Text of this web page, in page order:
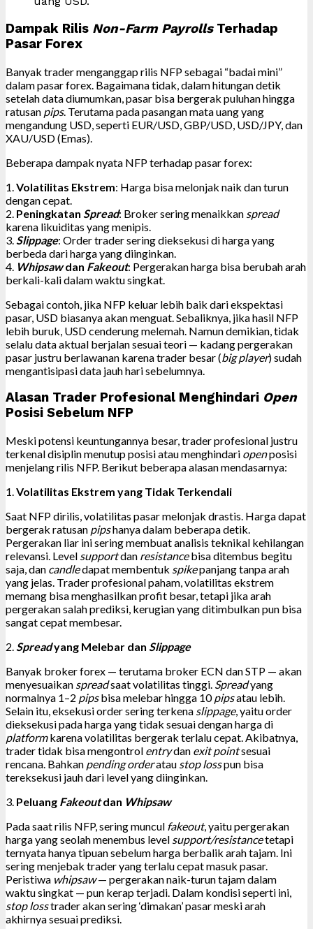
Dampak Rilis Non-Farm PayrollsTerhadap
Pasar Forex
Banyak trader menganggap rilis NFP sebagai “badai mini”
dalam pasar forex. Bagaimana tidak, dalam hitungan detik
setelah data diumumkan, pasar bisa bergerak puluhan hingga
ratusan pips. Terutama pada pasangan mata uang yang
mengandung USD, seperti EUR/USD, GBP/USD, USD/JPY, dan
XAU/USD (Emas).
Beberapa dampak nyata NFP terhadap pasar forex:
1. Volatilitas Ekstrem: Harga bisa melonjak naik dan turun
dengan cepat.
2. Peningkatan Spread: Broker sering menaikkan spread
karena likuiditas yang menipis.
3. Slippage: Order trader sering dieksekusi di harga yang
berbeda dari harga yang diinginkan.
4. Whipsawdan Fakeout: Pergerakan harga bisa berubah arah
berkali-kali dalam waktu singkat.
Sebagai contoh, jika NFP keluar lebih baik dari ekspektasi
pasar, USD biasanya akan menguat. Sebaliknya, jika hasil NFP
lebih buruk, USD cenderung melemah. Namun demikian, tidak
selalu data aktual berjalan sesuai teori — kadang pergerakan
pasar justru berlawanan karena trader besar (big player) sudah
mengantisipasi data jauh hari sebelumnya.
Alasan Trader Profesional Menghindari Open
Posisi Sebelum NFP
Meski potensi keuntungannya besar, trader profesional justru
terkenal disiplin menutup posisi atau menghindari openposisi
menjelang rilis NFP. Berikut beberapa alasan mendasarnya:
1.Volatilitas Ekstrem yang Tidak Terkendali
Saat NFP dirilis, volatilitas pasar melonjak drastis. Harga dapat
bergerak ratusan pipshanya dalam beberapa detik.
Pergerakan liar ini sering membuat analisis teknikal kehilangan
relevansi. Level supportdan resistancebisa ditembus begitu
saja, dan candledapat membentuk spikepanjang tanpa arah
yang jelas. Trader profesional paham, volatilitas ekstrem
memang bisa menghasilkan profit besar, tetapi jika arah
pergerakan salah prediksi, kerugian yang ditimbulkan pun bisa
sangat cepat membesar.
2.Spreadyang Melebar dan Slippage
Banyak broker forex — terutama broker ECN dan STP — akan
menyesuaikan spreadsaat volatilitas tinggi. Spreadyang
normalnya 1–2 pipsbisa melebar hingga 10pipsatau lebih.
Selain itu, eksekusi order sering terkena slippage, yaitu order
dieksekusi pada harga yang tidak sesuai dengan harga di
platformkarena volatilitas bergerak terlalu cepat. Akibatnya,
trader tidak bisa mengontrol entrydan exit pointsesuai
rencana. Bahkan pending orderatau stop losspun bisa
tereksekusi jauh dari level yang diinginkan.
3. Peluang Fakeoutdan Whipsaw
Pada saat rilis NFP, sering muncul fakeout, yaitu pergerakan
harga yang seolah menembus level support/resistancetetapi
ternyata hanya tipuan sebelum harga berbalik arah tajam. Ini
sering menjebak trader yang terlalu cepat masuk pasar.
Peristiwa whipsaw— pergerakan naik-turun tajam dalam
waktu singkat — pun kerap terjadi. Dalam kondisi seperti ini,
stop losstrader akan sering ‘dimakan’ pasar meski arah
akhirnya sesuai prediksi.